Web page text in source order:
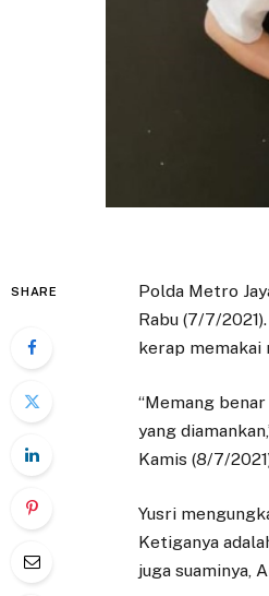
SHARE
Polda Metro
Rabu (7/7/
kerap memakai
“Memang
yang
Kamis (8/7/
Yusri
Ketiganya
juga suaminya,